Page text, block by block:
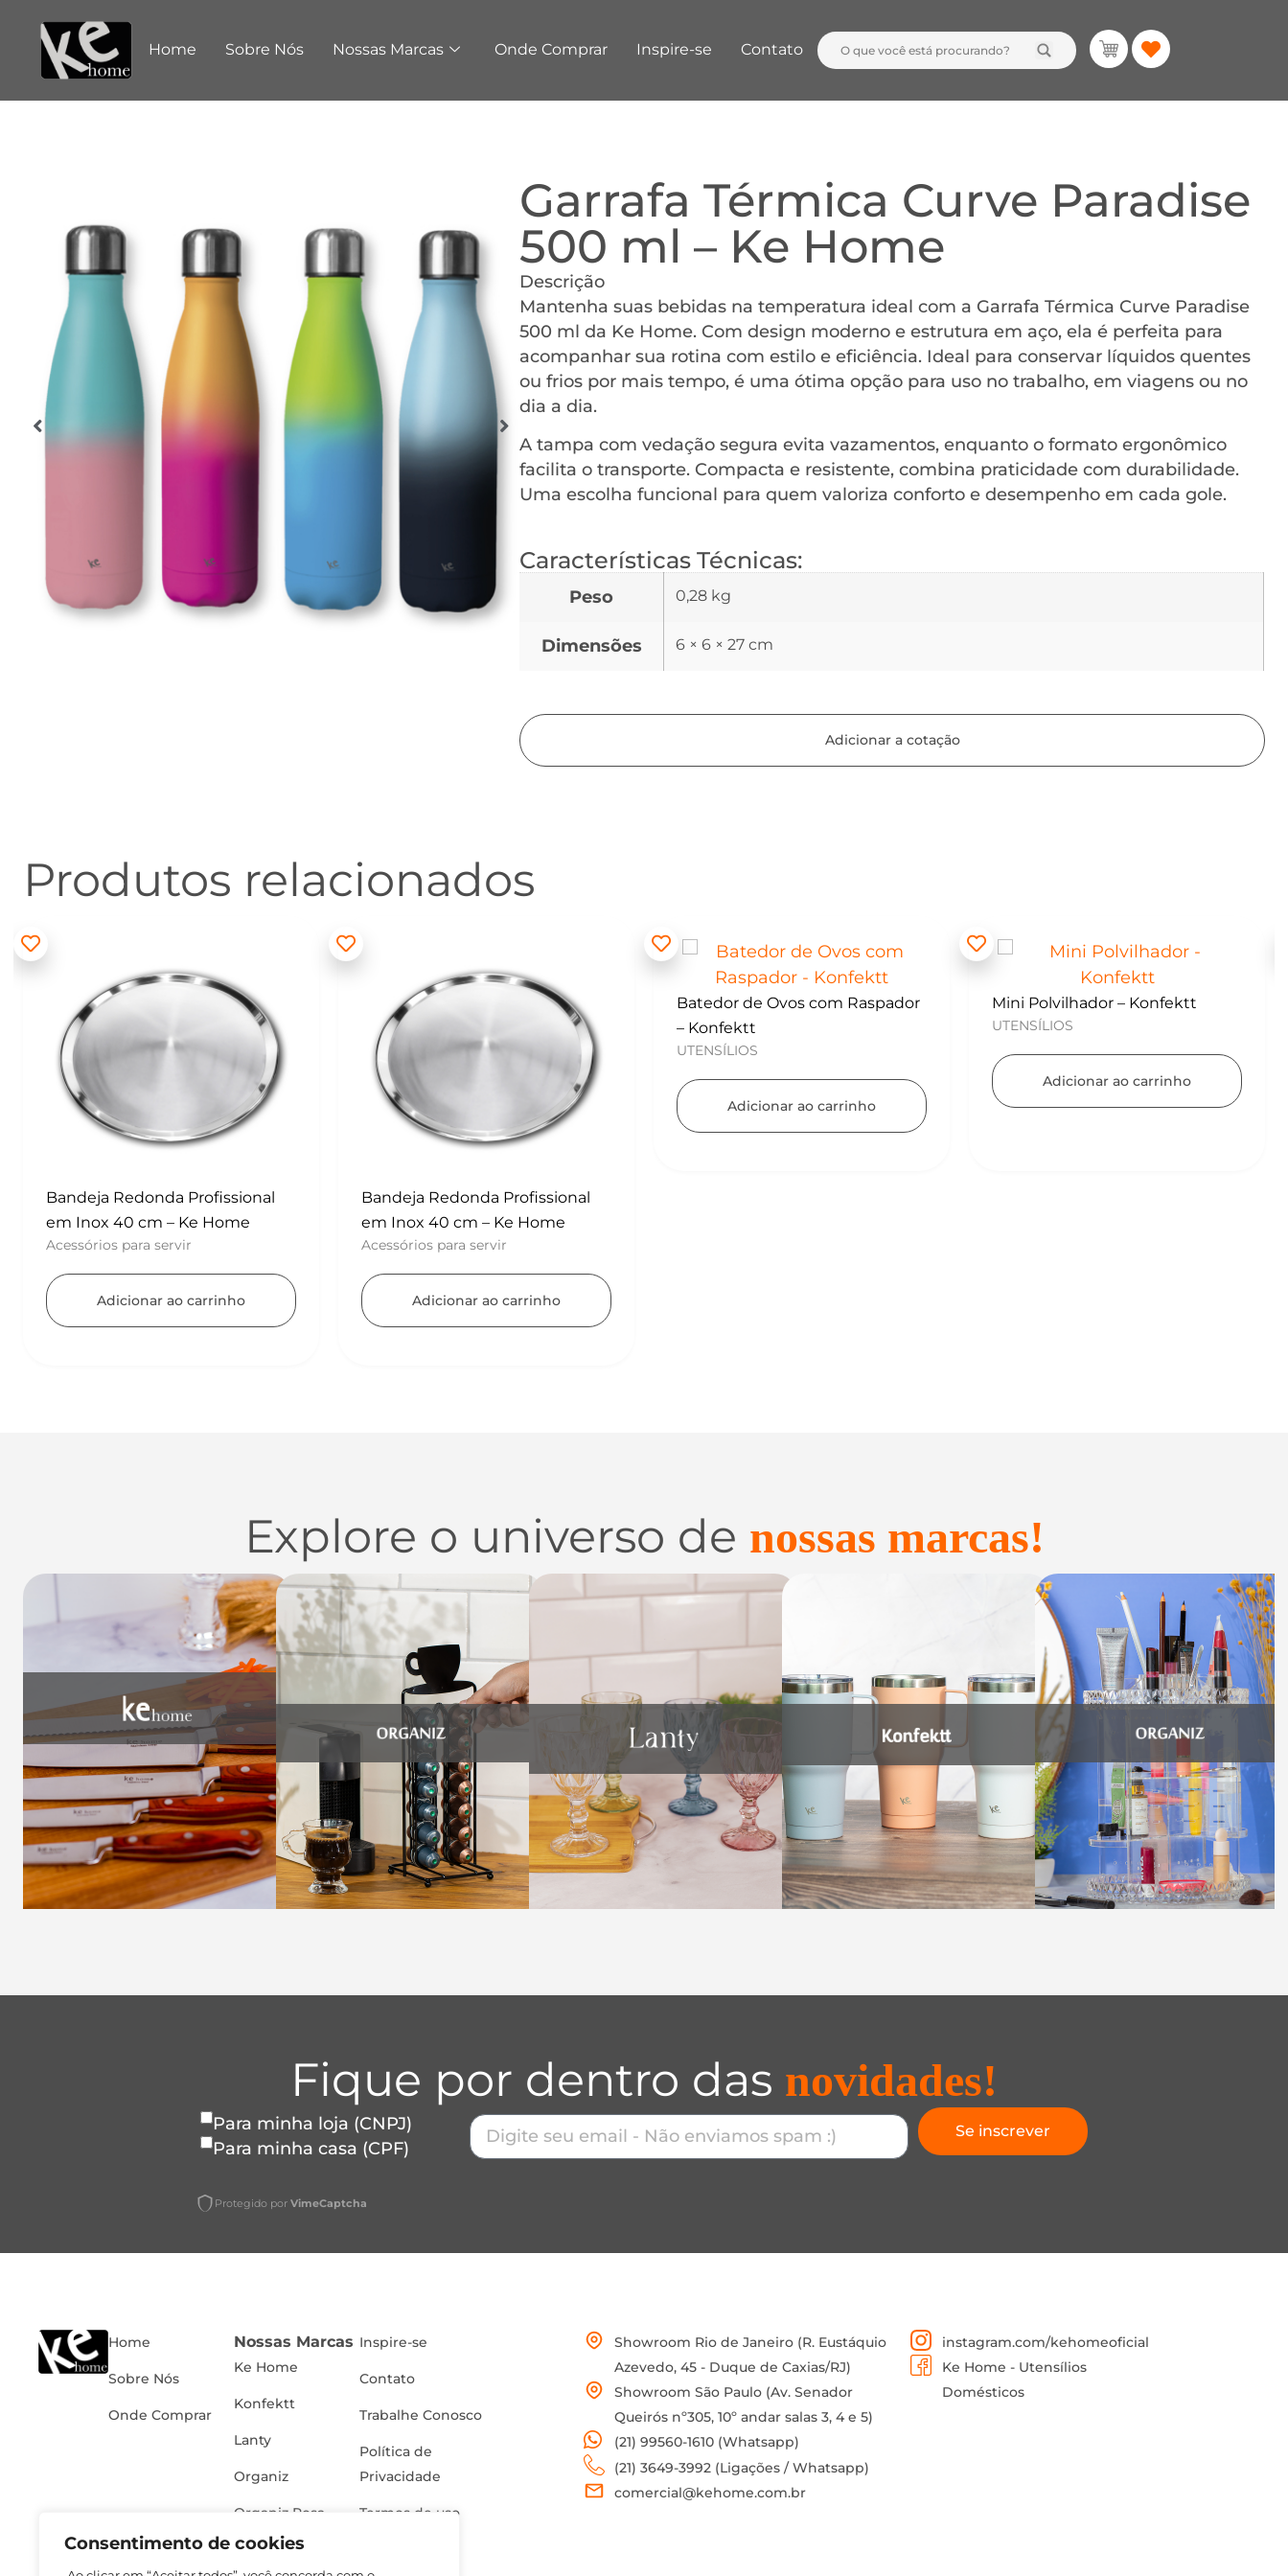
Consentimento de cookies
Home Sobre Nós Nossas Marcas Onde Comprar Inspire-se Contato
Garrafa Térmica Curve Paradise
500 ml – Ke Home
Descrição
Mantenha suas bebidas na temperatura ideal com a Garrafa Térmica Curve Paradise
500 ml da Ke Home. Com design moderno e estrutura em aço, ela é perfeita para
acompanhar sua rotina com estilo e eficiência. Ideal para conservar líquidos quentes
ou frios por mais tempo, é uma ótima opção para uso no trabalho, em viagens ou no
dia a dia.
A tampa com vedação segura evita vazamentos, enquanto o formato ergonômico
facilita o transporte. Compacta e resistente, combina praticidade com durabilidade.
Uma escolha funcional para quem valoriza conforto e desempenho em cada gole.
Características Técnicas:
Peso 0,28 kg
Dimensões 6 × 6 × 27 cm
Adicionar a cotação
Produtos relacionados
Bandeja Redonda Profissional
em Inox 40 cm – Ke Home
Acessórios para servir
Adicionar ao carrinho
Batedor de Ovos com Raspador
– Konfektt
UTENSÍLIOS
Adicionar ao carrinho
Mini Polvilhador – Konfektt
UTENSÍLIOS
Adicionar ao carrinho
Kit para Copos de Massa 2 peças
– Konfektt
UTENSÍLIOS
Adicionar ao carrinho
Explore o universo de nossas marcas!
Utensílios do Lar
Casa e
Organização
Vidro
Acessórios
inteligentes
Fique por dentro das novidades!
Para minha loja (CNPJ)
Para minha casa (CPF)
Se inscrever
Protegido por VimeCaptcha
Home
Sobre Nós
Onde Comprar
Nossas Marcas
Ke Home
Konfektt
Lanty
Organiz
Organiz Rosa
Inspire-se
Contato
Trabalhe Conosco
Política de
Privacidade
Termos de uso
Showroom Rio de Janeiro (R. Eustáquio
Azevedo, 45 - Duque de Caxias/RJ)
Showroom São Paulo (Av. Senador
Queirós nº305, 10º andar salas 3, 4 e 5)
(21) 99560-1610 (Whatsapp)
(21) 3649-3992 (Ligações / Whatsapp)
comercial@kehome.com.br
instagram.com/kehomeoficial
Ke Home - Utensílios
Domésticos